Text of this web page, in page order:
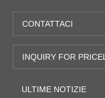
CONTATTACI
INQUIRY FOR
ULTIME NOTIZIE